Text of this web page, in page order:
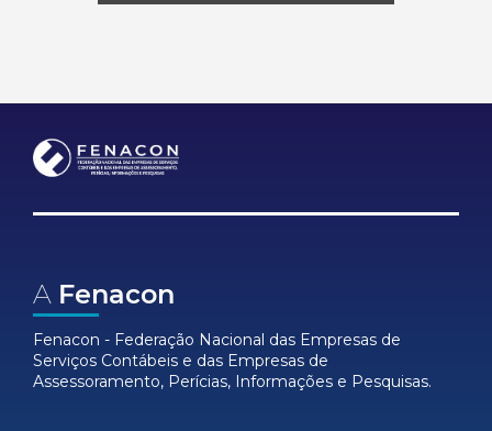
A Fenacon
Fenacon - Federação Nacional das Empresas de
Serviços Contábeis e das Empresas de
Assessoramento, Perícias, Informações e Pesquisas.